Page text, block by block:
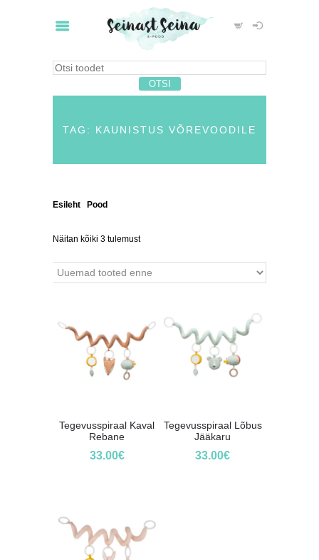
TAG: KAUNISTUS VÕREVOODILE
Esileht Pood
Näitan kõiki 3 tulemust
Tegevusspiraal Kaval
Rebane
33.00€
Tegevusspiraal Lõbus
Jääkaru
33.00€